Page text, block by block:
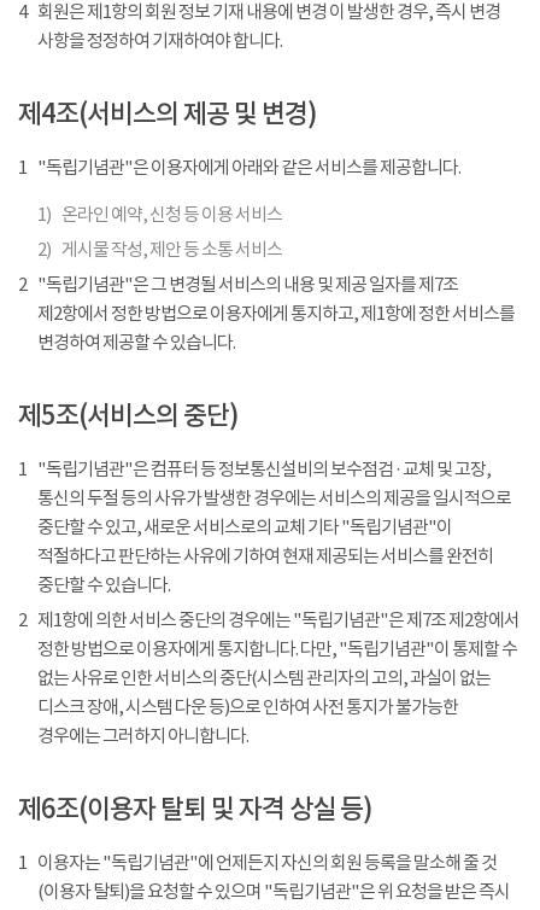
4
회원은 제1항의 회원 정보 기재 내용에 변경 이 발생한 경우, 즉시 변경
사항을 정정하여 기재하여야 합니다.
제4조(서비스의 제공 및 변경)
1 "독립기념관"은 이용자에게 아래와 같은 서비스를 제공합니다.
1) 온라인 예약, 신청 등 이용 서비스
2) 게시물 작성, 제안 등 소통 서비스
2 "독립기념관"은 그 변경될 서비스의 내용 및 제공 일자를 제7조
제2항에서 정한 방법으로 이용자에게 통지하고, 제1항에 정한 서비스를
변경하여 제공할 수 있습니다.
제5조(서비스의 중단)
1 "독립기념관"은 컴퓨터 등 정보통신설비의 보수점검 · 교체 및 고장,
통신의 두절 등의 사유가 발생한 경우에는 서비스의 제공을 일시적으로
중단할 수 있고, 새로운 서비스로의 교체 기타 "독립기념관"이
적절하다고 판단하는 사유에 기하여 현재 제공되는 서비스를 완전히
중단할 수 있습니다.
2 제1항에 의한 서비스 중단의 경우에는 "독립기념관"은 제7조 제2항에서
정한 방법으로 이용자에게 통지합니다. 다만, "독립기념관"이 통제할 수
없는 사유로 인한 서비스의 중단(시스템 관리자의 고의, 과실이 없는
디스크 장애, 시스템 다운 등)으로 인하여 사전 통지가 불가능한
경우에는 그러하지 아니합니다.
제6조(이용자 탈퇴 및 자격 상실 등)
1 이용자는 "독립기념관"에 언제든지 자신의 회원 등록을 말소해 줄 것
(이용자 탈퇴)을 요청할 수 있으며 "독립기념관"은 위 요청을 받은 즉시